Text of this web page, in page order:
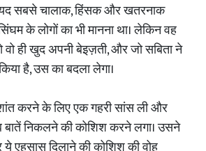
सबसे चालाक, हिंसक और खतरनाक
के लोगों का भी मानना था। लेकिन वह
वो ही खुद अपनी बेइज़ती, और जो सबिता ने
है, उस का बदला लेगा।
करने के लिए एक गहरी सांस ली और
निकलने की कोशिश करने लगा। उसने